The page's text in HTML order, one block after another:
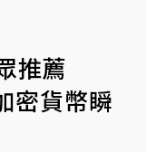
推薦
密貨幣瞬